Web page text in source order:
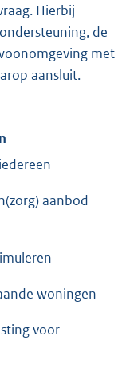
Hierbij
de
met
aansluit.
aanbod
woningen
voor